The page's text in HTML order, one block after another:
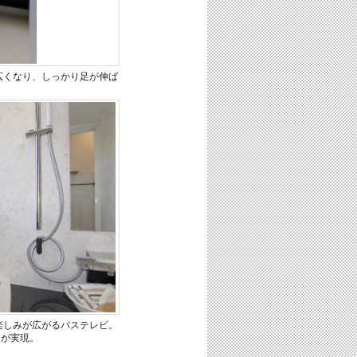
なり、しっかり足が伸ば
みが広がるバステレビ。
実現。